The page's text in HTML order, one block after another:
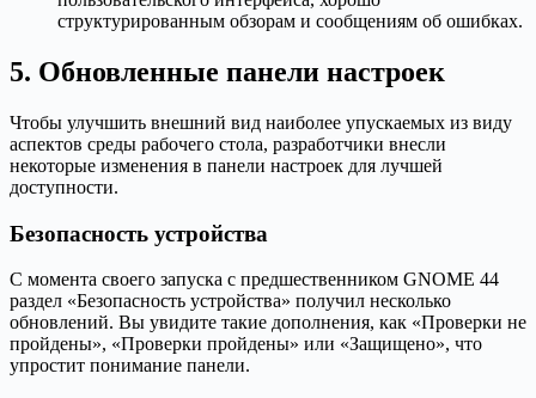
структурированным обзорам и сообщениям об ошибках.
5. Обновленные панели настроек
Чтобы улучшить внешний вид наиболее упускаемых из виду
аспектов среды рабочего стола, разработчики внесли
некоторые изменения в панели настроек для лучшей
доступности.
Безопасность устройства
С момента своего запуска с предшественником GNOME 44
раздел «Безопасность устройства» получил несколько
обновлений. Вы увидите такие дополнения, как «Проверки не
пройдены», «Проверки пройдены» или «Защищено», что
упростит понимание панели.